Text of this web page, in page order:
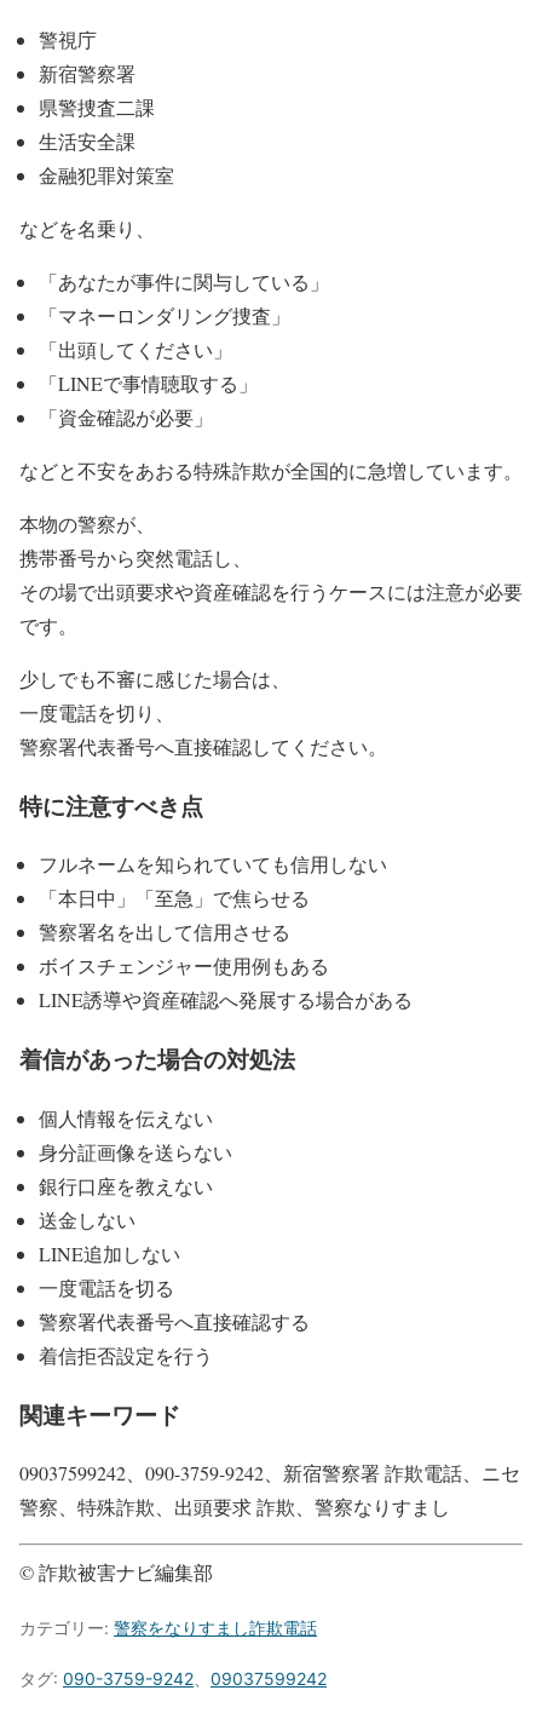
警視庁
新宿警察署
県警捜査二課
生活安全課
金融犯罪対策室
などを名乗り、
「あなたが事件に関与している」
「マネーロンダリング捜査」
「出頭してください」
「LINEで事情聴取する」
「資金確認が必要」
などと不安をあおる特殊詐欺が全国的に急増しています。
本物の警察が、
携帯番号から突然電話し、
その場で出頭要求や資産確認を行うケースには注意が必要
です。
少しでも不審に感じた場合は、
一度電話を切り、
警察署代表番号へ直接確認してください。
特に注意すべき点
フルネームを知られていても信用しない
「本日中」「至急」で焦らせる
警察署名を出して信用させる
ボイスチェンジャー使用例もある
LINE誘導や資産確認へ発展する場合がある
着信があった場合の対処法
個人情報を伝えない
身分証画像を送らない
銀行口座を教えない
送金しない
LINE追加しない
一度電話を切る
警察署代表番号へ直接確認する
着信拒否設定を行う
関連キーワード
09037599242、090-3759-9242、新宿警察署 詐欺電話、ニセ
警察、特殊詐欺、出頭要求 詐欺、警察なりすまし
© 詐欺被害ナビ編集部
カテゴリー: 警察をなりすまし詐欺電話
タグ: 090-3759-9242 09037599242